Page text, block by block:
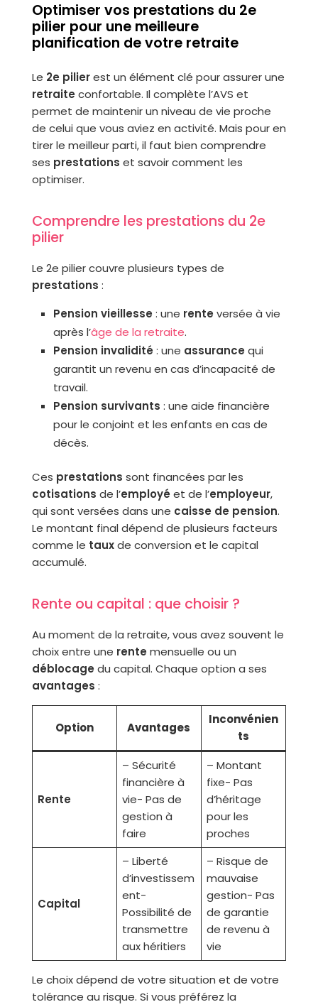
Optimiser vos prestations du 2e
pilier pour une meilleure
planification de votre retraite
Le 2e pilierest un élément clé pour assurer une
retraite confortable. Il complète l’AVS et
permet de maintenir un niveau de vie proche
de celui que vous aviez en activité. Mais pour en
tirer le meilleur parti, il faut bien comprendre
ses prestations et savoir comment les
optimiser.
Comprendre les prestations du 2e
pilier
Le 2e pilier couvre plusieurs types de
prestations :
Pension vieillesse : une rente versée à vie
après l’âge de la retraite.
Pension invalidité : une assurance qui
garantit un revenu en cas d’incapacité de
travail.
Pension survivants : une aide financière
pour le conjoint et les enfants en cas de
décès.
Ces prestations sont financées par les
cotisations de l’employé et de l’employeur,
qui sont versées dans une caisse de pension.
Le montant final dépend de plusieurs facteurs
comme le tauxde conversion et le capital
accumulé.
Rente ou capital : que choisir ?
Au moment de la retraite, vous avez souvent le
choix entre une rente mensuelle ou un
déblocage du capital. Chaque option a ses
avantages :
Option Avantages
Inconvénien
ts
Rente
– Sécurité
financière à
vie- Pas de
gestion à
faire
– Montant
fixe- Pas
d’héritage
pour les
proches
Capital
– Liberté
d’investissem
ent-
Possibilité de
transmettre
aux héritiers
– Risque de
mauvaise
gestion- Pas
de garantie
de revenu à
vie
Le choix dépend de votre situation et de votre
tolérance au risque. Si vous préférez la